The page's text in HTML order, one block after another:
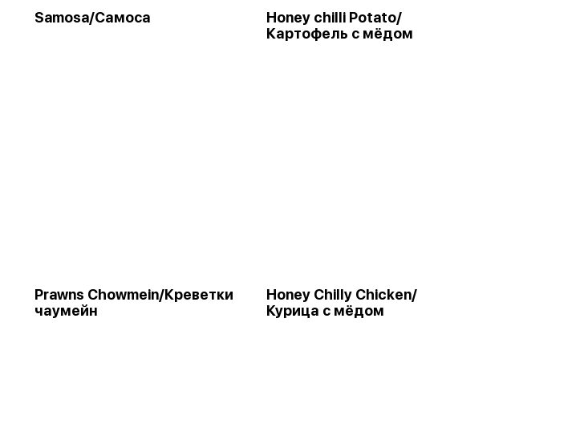
Samosa/Самоса
Honey chilli Potato/
Картофель с мёдом
Prawns Chowmein/Креветки
чаумейн
Honey Chilly Chicken/
Курица с мёдом